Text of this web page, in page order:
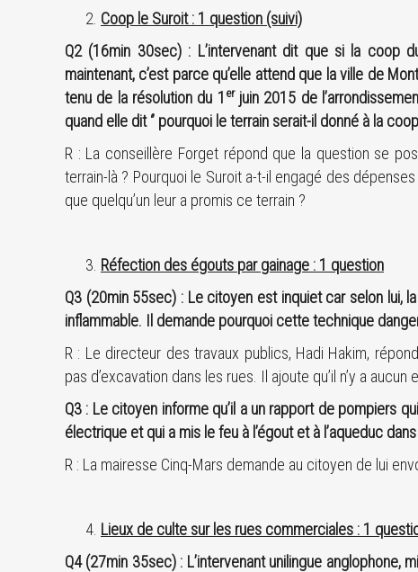
Coop le Suroit : 1 question (suivi)
Q2 (16min 30sec) : L’intervenant dit que si la
maintenant, c’est parce qu’elle attend que la ville de
tenu de la résolution du 1 erjuin 2015 de
quand elle dit ‘’ pourquoi le terrain serait-il donné à la
R : La conseillère Forget répond que la question se
terrain-là ? Pourquoi le Suroit a-t-il engagé des
que quelqu’un leur a promis ce terrain ?
Réfection des égouts par gainage : 1 question
Q3 (20min 55sec) : Le citoyen est inquiet car selon lui,
inflammable. Il demande pourquoi cette technique
R : Le directeur des travaux publics, Hadi Hakim,
pas d’excavation dans les rues. Il ajoute qu’il n’y a aucun
Q3 : Le citoyen informe qu’il a un rapport de pompiers
électrique et qui a mis le feu à l’égout et à l’aqueduc
R : La mairesse Cinq-Mars demande au citoyen de lui
Lieux de culte sur les rues commerciales : 1
Q4 (27min 35sec) : L’intervenant unilingue anglophone,